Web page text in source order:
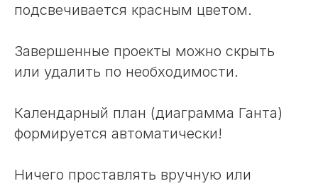
подсвечивается красным цветом.
Завершенные проекты можно скрыть
или удалить по необходимости.
Календарный план (диаграмма Ганта)
формируется автоматически!
Ничего проставлять вручную или